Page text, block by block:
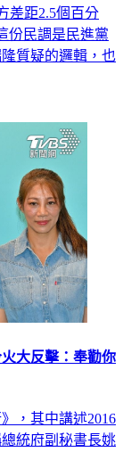
的支持度，而國
差距2.5個百分
份民調是民進黨
質疑的邏輯，也
大反擊：奉勸你
，其中講述2016